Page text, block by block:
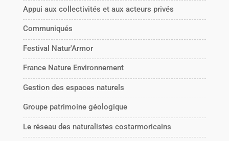
Appui aux collectivités et aux acteurs privés
Communiqués
Festival Natur'Armor
France Nature Environnement
Gestion des espaces naturels
Groupe patrimoine géologique
Le réseau des naturalistes costarmoricains